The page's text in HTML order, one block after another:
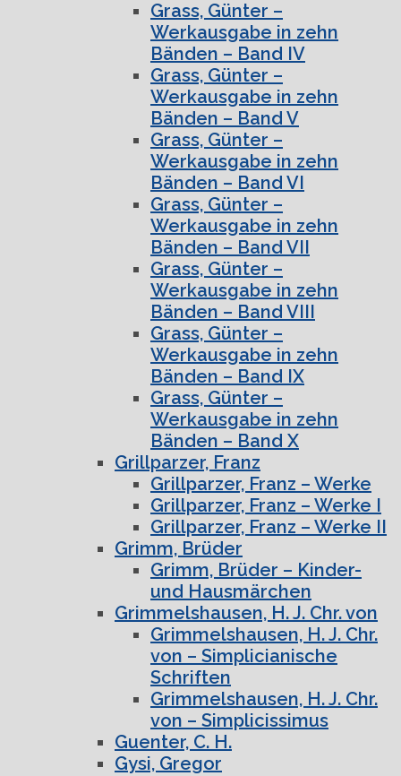
Grass, Günter –
Werkausgabe in zehn
Bänden – Band IV
Grass, Günter –
Werkausgabe in zehn
Bänden – Band V
Grass, Günter –
Werkausgabe in zehn
Bänden – Band VI
Grass, Günter –
Werkausgabe in zehn
Bänden – Band VII
Grass, Günter –
Werkausgabe in zehn
Bänden – Band VIII
Grass, Günter –
Werkausgabe in zehn
Bänden – Band IX
Grass, Günter –
Werkausgabe in zehn
Bänden – Band X
Grillparzer, Franz
Grillparzer, Franz – Werke
Grillparzer, Franz – Werke I
Grillparzer, Franz – Werke II
Grimm, Brüder
Grimm, Brüder – Kinder-
und Hausmärchen
Grimmelshausen, H. J. Chr. von
Grimmelshausen, H. J. Chr.
von – Simplicianische
Schriften
Grimmelshausen, H. J. Chr.
von – Simplicissimus
Guenter, C. H.
Gysi, Gregor